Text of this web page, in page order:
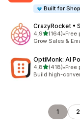
Built for
CrazyRocket •
4,9stelle su 5
(164)
164 recensioni
•Free
Grow Sales &
OptiMonk: AI
4,8stelle su 5
(418)
418 recensioni
•Free
Build high-
1 2